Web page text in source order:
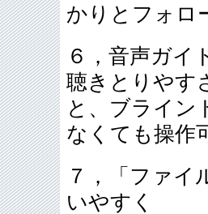
かりとフォロ
６，音声ガイ
聴きとりやす
と、ブライン
なくても操作
７，「ファイ
いやすく